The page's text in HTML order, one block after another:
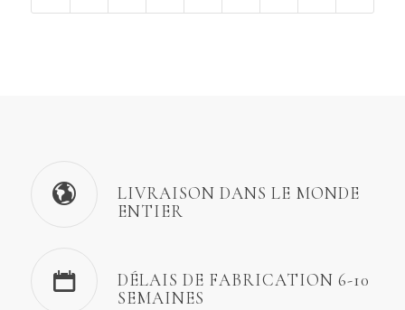
LIVRAISON DANS LE MONDE
ENTIER
DÉLAIS DE FABRICATION 6-10
SEMAINES